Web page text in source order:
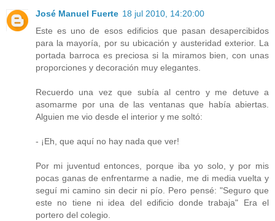
José Manuel Fuerte 18 jul 2010, 14:20:00
Este es uno de esos edificios que pasan desapercibidos
para la mayoría, por su ubicación y austeridad exterior. La
portada barroca es preciosa si la miramos bien, con unas
proporciones y decoración muy elegantes.
Recuerdo una vez que subía al centro y me detuve a
asomarme por una de las ventanas que había abiertas.
Alguien me vio desde el interior y me soltó:
- ¡Eh, que aquí no hay nada que ver!
Por mi juventud entonces, porque iba yo solo, y por mis
pocas ganas de enfrentarme a nadie, me di media vuelta y
seguí mi camino sin decir ni pío. Pero pensé: "Seguro que
este no tiene ni idea del edificio donde trabaja" Era el
portero del colegio.